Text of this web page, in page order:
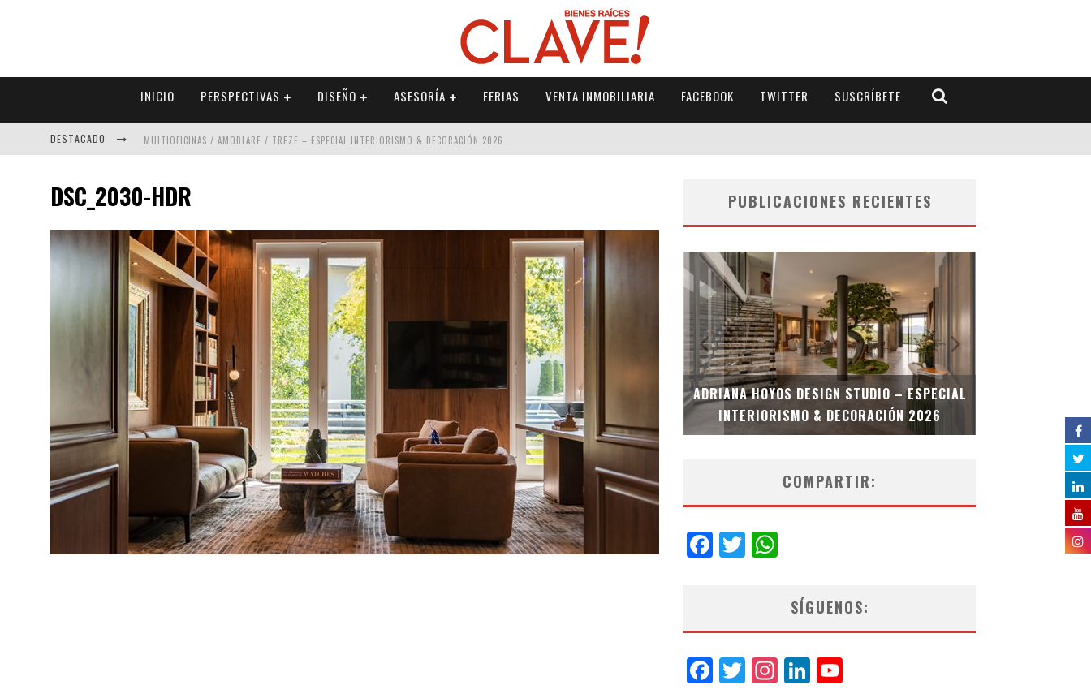
INICIO PERSPECTIVAS DISEÑO ASESORÍA FERIAS VENTA INMOBILIARIA FACEBOOK TWITTER SUSCRÍBETE
DESTACADO MULTIOFICINAS / AMOBLARE / TREZE – ESPECIAL INTERIORISMO & DECORACIÓN 2026
COLINEAL – ESPECIAL INTERIORISMO & DECORACIÓN 2026
ADRIANA HOYOS DESIGN STUDIO – ESPECIAL INTERIORISMO & DECORACIÓN 2026
DSC_2030-HDR PUBLICACIONES RECIENTES
MUBB DESIGN STUDIO – ESPECIAL
INTERIORISMO & DECORACIÓN 2026
ADRIANA HOYOS DESIGN STUDIO – ESPECIAL
INTERIORISMO & DECORACIÓN 2026
COMPARTIR:
Facebook
Twitter
SÍGUENOS:
Facebook
Twitter
Instagram
LinkedIn